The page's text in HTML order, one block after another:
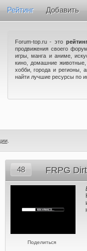
Рейтинг Добавить
Forum-top.ru - это
продвижения своего
игры, манга и аниме,
кино, домашние
хобби, города и регионы,
найти лучшие ресурсы по
.
48 FRPG
Поделиться